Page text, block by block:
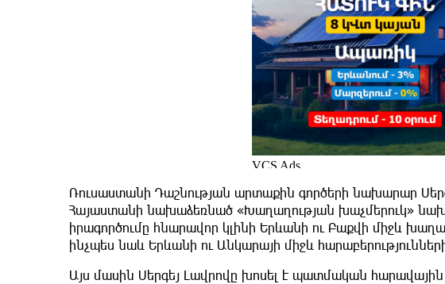
Ռուսաստանի Դաշնության արտաքին գործերի նախարար
Հայաստանի նախաձեռնած «Խաղաղության խաչմերուկ»
իրագործումը հնարավոր կլինի Երևանի ու Բաքվի միջև
ինչպես նաև Երևանի ու Անկարայի միջև
Այս մասին Սերգեյ Լավրովը խոսել է պատմական